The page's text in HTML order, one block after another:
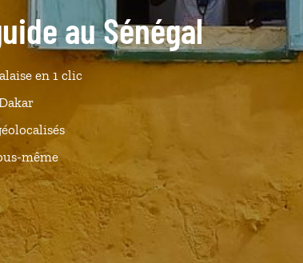
au Sénégal
en 1 clic
même